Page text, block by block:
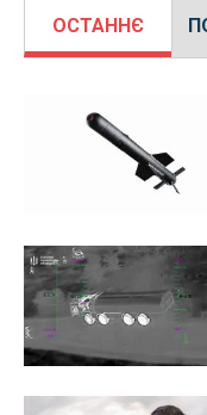
ОСТАННЄ